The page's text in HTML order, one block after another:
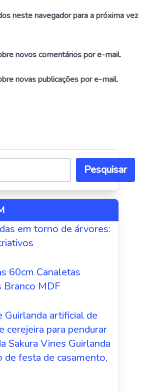
neste navegador para a próxima vez
novos comentários por e-mail.
novas publicações por e-mail.
Pesquisar
em torno de árvores:
60cm Canaletas
Branco MDF
Guirlanda artificial de
cerejeira para pendurar
Sakura Vines Guirlanda
de festa de casamento,